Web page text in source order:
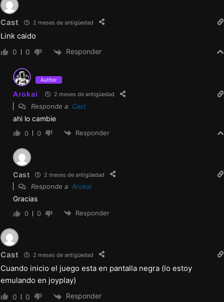
Cast 2 meses de antigüedad
Link caido
0 0 Responder
Author
Arokai 2 meses de antigüedad
Responde a Cast
ahi lo cambie
0 0 Responder
Cast 2 meses de antigüedad
Responde a Arokai
Gracias
0 0 Responder
Cast 2 meses de antigüedad
Cuando inicio el juego esta en pantalla negra (lo estoy
emulando en joyplay)
0 0 Responder